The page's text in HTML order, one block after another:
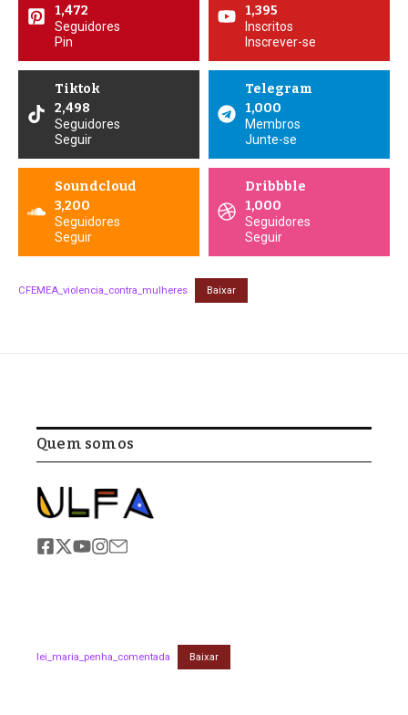
1,472
Seguidores
Pin
1,395
Inscritos
Inscrever-se
Tiktok
2,498
Seguidores
Seguir
Telegram
1,000
Membros
Junte-se
Soundcloud
3,200
Seguidores
Seguir
Dribbble
1,000
Seguidores
Seguir
CFEMEA_violencia_contra_mulheres Baixar
Quem somos
lei_maria_penha_comentada Baixar